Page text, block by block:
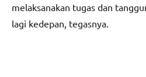
melaksanakan tugas dan
lagi kedepan, tegasnya.